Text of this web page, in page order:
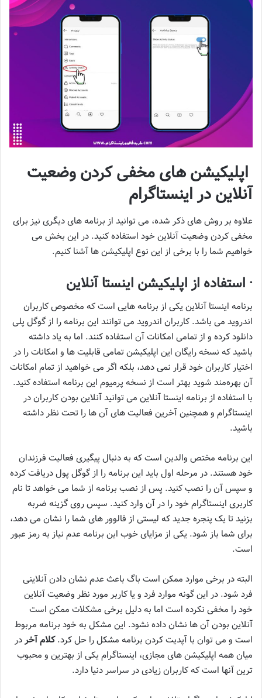
اپلیکیشن‌ های مخفی کردن وضعیت
آنلاین در اینستاگرام
علاوه‌ بر روش‌ های ذکر شده، می‌ توانید از برنامه‌ های دیگری نیز برای
مخفی کردن وضعیت آنلاین خود استفاده کنید. در این بخش می‌
خواهیم شما را با برخی از این نوع اپلیکیشن‌ ها آشنا کنیم.
· استفاده از اپلیکیشن اینستا آنلاین
برنامه اینستا آنلاین یکی از برنامه‌ هایی است که مخصوص کاربران
اندروید می‌ باشد. کاربران اندروید می‌ توانند این برنامه را از گوگل پلی
دانلود کرده و از تمامی امکانات آن استفاده کنند. اما به یاد داشته
باشید که نسخه رایگان این اپلیکیشن تمامی قابلیت‌ ها و امکانات را در
اختیار کاربران خود قرار نمی‌ دهد، بلکه اگر می‌ خواهید از تمام امکانات
آن بهره‌مند شوید بهتر است از نسخه پرمیوم این برنامه استفاده کنید.
با استفاده از برنامه اینستا آنلاین می‌ توانید آنلاین بودن کاربران در
اینستاگرام و همچنین آخرین فعالیت‌ های آن‌ ها را تحت نظر داشته
باشید.
این برنامه مختص والدین است که به‌ دنبال پیگیری فعالیت فرزندان
خود هستند. در مرحله اول باید این برنامه را از گوگل پول دریافت کرده
و سپس آن را نصب کنید. پس‌ از نصب برنامه از شما می‌ خواهد تا نام
کاربری اینستاگرام خود را در آن وارد کنید. سپس روی گزینه ضربه
بزنید تا یک پنجره جدید که لیستی از فالوور های شما را نشان می‌ دهد،
برای شما باز شود. یکی از مزایای خوب این برنامه عدم نیاز به رمز عبور
است.
البته در برخی موارد ممکن است باگ باعث عدم نشان‌ دادن آنلاینی
فرد شود. در این‌ گونه موارد فرد و یا کاربر مورد نظر وضعیت آنلاین
خود را مخفی نکرده است اما به دلیل برخی مشکلات ممکن است
آنلاین بودن آن‌ ها نشان داده نشود. این مشکل به خود برنامه مربوط
است و می‌ توان با آپدیت کردن برنامه مشکل را حل کرد.کلام آخردر
میان همه اپلیکیشن‌ های مجازی، اینستاگرام یکی از بهترین و محبوب‌
ترین آنها است که کاربران زیادی در سراسر دنیا دارد.